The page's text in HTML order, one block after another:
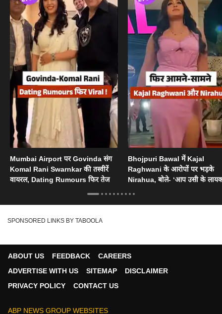
Mumbai Airport पर Govinda संग
Komal Rani Swarnkar की तस्वीरें
वायरल, Dating Rumours फिर तेज
Bhojpuri Bawal में Kajal
Raghwani के आरोपों पर भड़के
Nirahua, बोले- ‘आप उसी के लायक
SPONSORED LINKS BY TABOOLA
ABOUT US FEEDBACK
CAREERS
ADVERTISE WITH US
SITEMAP
DISCLAIMER
PRIVACY POLICY
CONTACT US
ABP NEWS GROUP WEBSITES